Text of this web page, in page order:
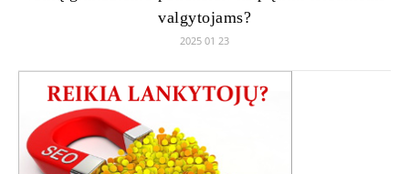
valgytojams?
2025 01 23